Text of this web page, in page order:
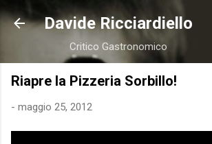
Passa ai contenuti principali
Davide Ricciardiello
Critico Gastronomico
Riapre la Pizzeria Sorbillo!
- maggio 25, 2012